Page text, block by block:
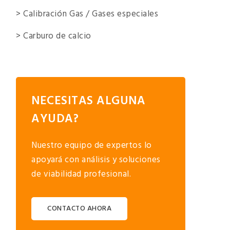
> Calibración Gas / Gases especiales
> Carburo de calcio
NECESITAS ALGUNA
AYUDA?
Nuestro equipo de expertos lo
apoyará con análisis y soluciones
de viabilidad profesional.
CONTACTO AHORA